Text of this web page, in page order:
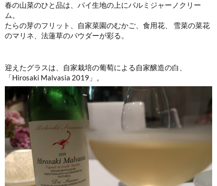
春の山菜のひと品は、パイ生地の上にパルミジャーノクリー
ム。
たらの芽のフリット、自家菜園のむかご、食用花、 雪菜の菜花
のマリネ、法蓮草のパウダーが彩る。
迎えたグラスは、自家栽培の葡萄による自家醸造の白、
「Hirosaki Malvasia 2019」。